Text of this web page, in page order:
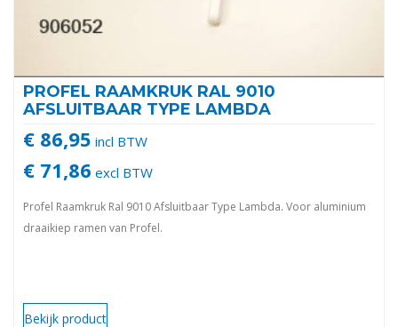
PROFEL RAAMKRUK RAL 9010
AFSLUITBAAR TYPE LAMBDA
€ 86,95 incl BTW
€ 71,86 excl BTW
Profel Raamkruk Ral 9010 Afsluitbaar Type Lambda. Voor aluminium
draaikiep ramen van Profel.
Bekijk product